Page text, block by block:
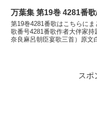
万葉集 第19巻 4281番
第19巻4281番歌はこちらに
歌番号4281番歌作者大伴家
奈良麻呂朝臣宴歌三首）原文
スポ